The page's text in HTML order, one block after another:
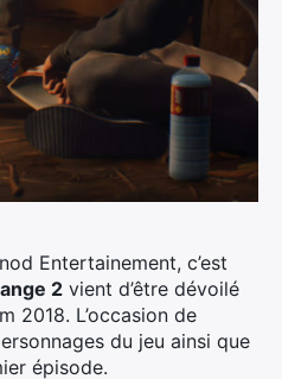
Entertainement, c’est
2 vient d’être dévoilé
2018. L’occasion de
du jeu ainsi que
épisode.